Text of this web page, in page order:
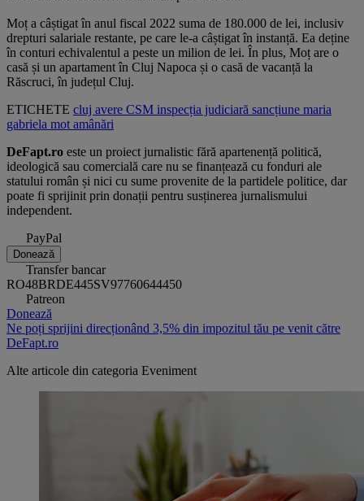
Moț a câștigat în anul fiscal 2022 suma de 180.000 de lei, inclusiv
drepturi salariale restante, pe care le-a câștigat în instanță. Ea deține
în conturi echivalentul a peste un milion de lei. În plus, Moț are o
casă și un apartament în Cluj Napoca și o casă de vacanță la
Răscruci, în județul Cluj.
ETICHETE cluj avere CSM inspecția judiciară sancțiune maria
gabriela mot amânări
DeFapt.ro este un proiect jurnalistic fără apartenență politică,
ideologică sau comercială care nu se finanțează cu fonduri ale
statului român și nici cu sume provenite de la partidele politice, dar
poate fi sprijinit prin donații pentru susținerea jurnalismului
independent.
PayPal
Donează
Transfer bancar
RO48BRDE445SV97760644450
Patreon
Donează
Ne poți sprijini direcționând 3,5% din impozitul tău pe venit către
DeFapt.ro
Alte articole din categoria Eveniment